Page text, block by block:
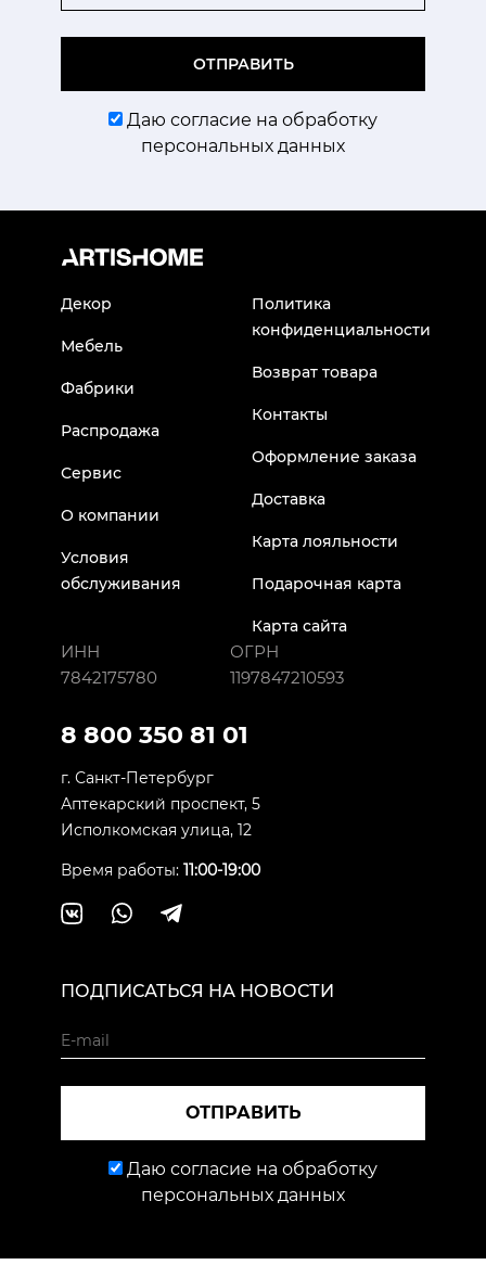
ОТПРАВИТЬ
Даю согласие на обработку
персональных данных
Декор
Мебель
Фабрики
Распродажа
Сервис
О компании
Условия
обслуживания
Политика
конфиденциальности
Возврат товара
Контакты
Оформление заказа
Доставка
Карта лояльности
Подарочная карта
Карта сайта
ИНН
7842175780
ОГРН
1197847210593
8 800 350 81 01
г. Санкт-Петербург
Аптекарский проспект, 5
Исполкомская улица, 12
Время работы: 11:00-19:00
ПОДПИСАТЬСЯ НА НОВОСТИ
ОТПРАВИТЬ
Даю согласие на обработку
персональных данных